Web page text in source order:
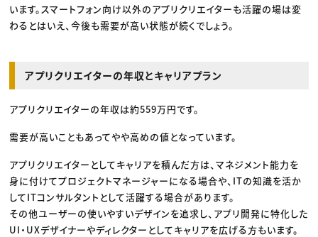
います。スマートフォン向け以外のアプリクリエイターも活躍の場は変
わるとはいえ、今後も需要が高い状態が続くでしょう。
アプリクリエイターの年収とキャリアプラン
アプリクリエイターの年収は約559万円です。
需要が高いこともあってやや高めの値となっています。
アプリクリエイターとしてキャリアを積んだ方は、マネジメント能力を
身に付けてプロジェクトマネージャーになる場合や、ITの知識を活か
してITコンサルタントとして活躍する場合があります。
その他ユーザーの使いやすいデザインを追求し、アプリ開発に特化した
UI・UXデザイナーやディレクターとしてキャリアを広げる方もいます。